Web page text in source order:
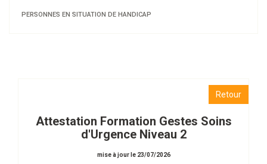
PERSONNES EN SITUATION DE HANDICAP
Retour
Attestation Formation Gestes Soins
d'Urgence Niveau 2
mise à jour le 23/07/2026